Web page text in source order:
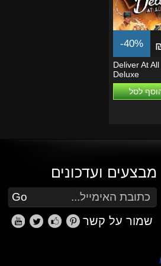
-40%
Deliver At
Deluxe
לסל
מבצעים ועדכונים
הזן את כתובת הדוא"ל שלך כדי להירשם לעדכונים ומבצעים
Go
שמור על קשר